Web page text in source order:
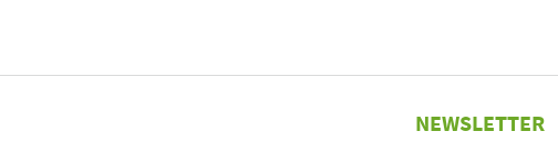
NEWSLETTER